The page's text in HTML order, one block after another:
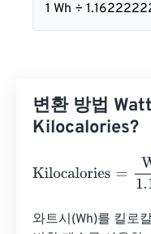
1 Wh ÷
변환 방법
Kilocalories?
Kilocalories Watt-
와트시(Wh)를 킬로